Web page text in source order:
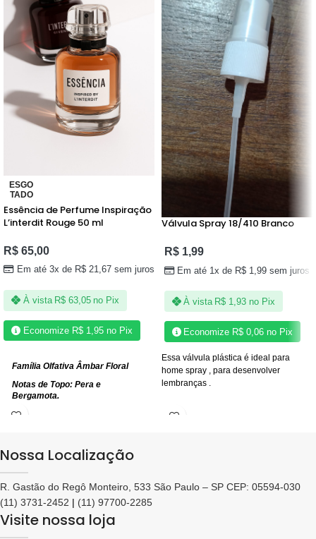
ESGO
TADO
Essência de Perfume Inspiração
L’interdit Rouge 50 ml
R$ 65,00
Em até 3x de R$21,67sem juros
À vista R$63,05 no Pix
Economize R$1,95no Pix
Família Olfativa Âmbar Floral
Notas de Topo: Pera e
Bergamota.
Notas de Coração: Tuberosa,
Notas de Fundo: Baunilha,
Patchouli, Ambroxan e Vetiver.
Válvula Spray 18/410 Branco
R$1,99
Em até 1x de R$ 1,99 sem juros
À vista R$ 1,93 no Pix
Economize R$ 0,06 no Pix
Essa válvula plástica é ideal para
home spray , para desenvolver
lembranças .
Nossa Localização
R. Gastão do Regô Monteiro, 533 São Paulo – SP CEP: 05594-030
(11) 3731-2452 | (11) 97700-2285
Visite nossa loja